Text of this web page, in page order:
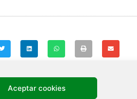
Aceptar cookies